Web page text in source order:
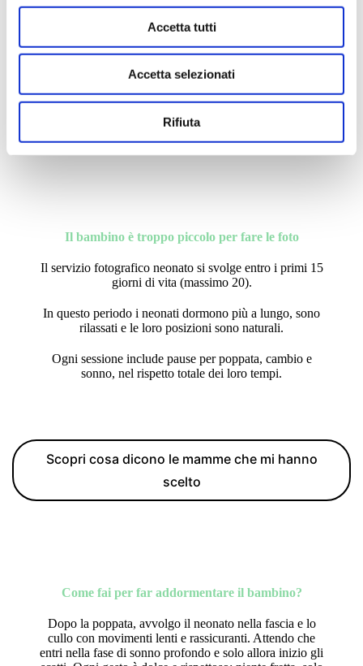
Accetta tutti
Accetta selezionati
Rifiuta
Il bambino non ha caldo così fasciato?
L'ambiente è sempre controllato, mantenendo la
che in pancia avevano37°, quindi non sentono alcun
disagio.
Il bambino è troppo piccolo per fare le foto
Il servizio fotografico neonato si svolge entro i primi 15
giorni di vita (massimo20).
In questo periodo i neonati dormono più a lungo, sono
rilassati e le loro posizioni sono naturali.
Ogni sessione include pause per poppata, cambio e
sonno, nel rispetto totale dei loro tempi.
Scopri cosa dicono le mamme che mi hanno
scelto
Come fai per far addormentare il bambino?
Dopo la poppata, avvolgo il neonato nella fascia e lo
cullo con movimenti lenti e rassicuranti. Attendo che
entri nella fase di sonno profondo e solo allora inizio gli